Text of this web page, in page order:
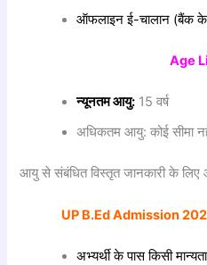
ऑफलाइन ई-चालान (बैंक के
Age
न्यूनतम आयु: 15 वर्ष
अधिकतम आयु: कोई सीमा
आयु से संबंधित विस्तृत जानकारी के
UP B.Ed Admission
अभ्यर्थी के पास किसी